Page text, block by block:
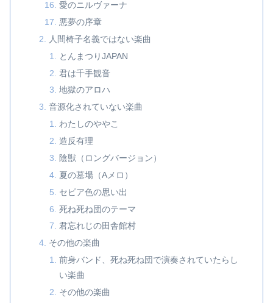
愛のニルヴァーナ
悪夢の序章
人間椅子名義ではない楽曲
とんまつりJAPAN
君は千手観音
地獄のアロハ
音源化されていない楽曲
わたしのややこ
造反有理
陰獣（ロングバージョン）
夏の墓場（Aメロ）
セピア色の思い出
死ね死ね団のテーマ
君忘れじの田舎館村
その他の楽曲
前身バンド、死ね死ね団で演奏されていたらし
い楽曲
その他の楽曲